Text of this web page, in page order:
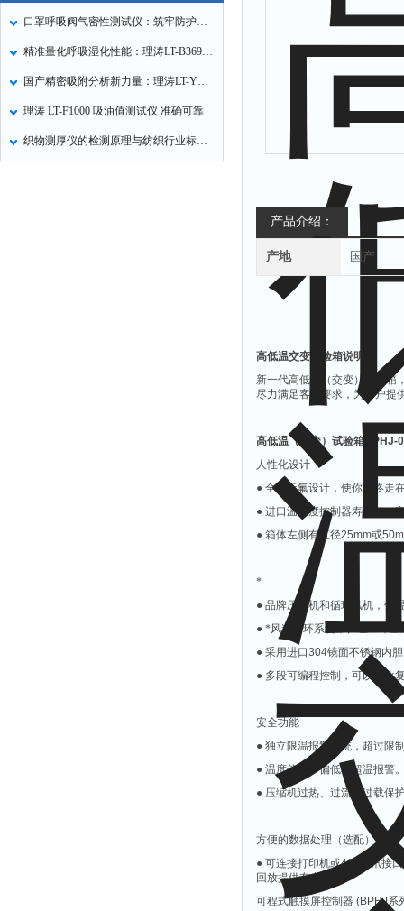
口罩呼吸阀气密性测试仪：筑牢防护口罩的质量关卡
精准量化呼吸湿化性能：理涛LT-B369湿化器数据采集装置技术解析
国产精密吸附分析新力量：理涛LT-Y019A全自动高压吸附仪的性能与应用解析
理涛 LT-F1000 吸油值测试仪 准确可靠
织物测厚仪的检测原理与纺织行业标准化应用
产品介绍：
产地 国产
高低温交变试验箱说明
新一代高低温（交变）试验箱
尽力满足客户要求，为客户提
高低温（交变）试验箱
BPHJ-
人性化设计
● 全新无氟设计，使你始终走
● 进口温湿度控制器寿命长，
● 箱体左侧有直径25mm或
*
● 品牌压缩机和循环风机，使
● *风道循环系统，保证工作室
● 采用进口304镜面不锈钢内
● 多段可编程控制，可以简化
安全功能
● 独立限温报警系统，超过限
● 温度偏高、偏低和超温报警
● 压缩机过热、过流、过载保
方便的数据处理（选配）
● 可连接打印机或485
通讯接
回放提供有力保证。
可程式触摸屏控制器 (BPHJ系